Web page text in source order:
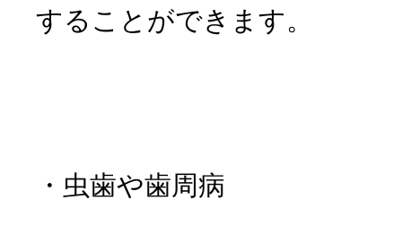
することができます。
・虫歯や歯周病